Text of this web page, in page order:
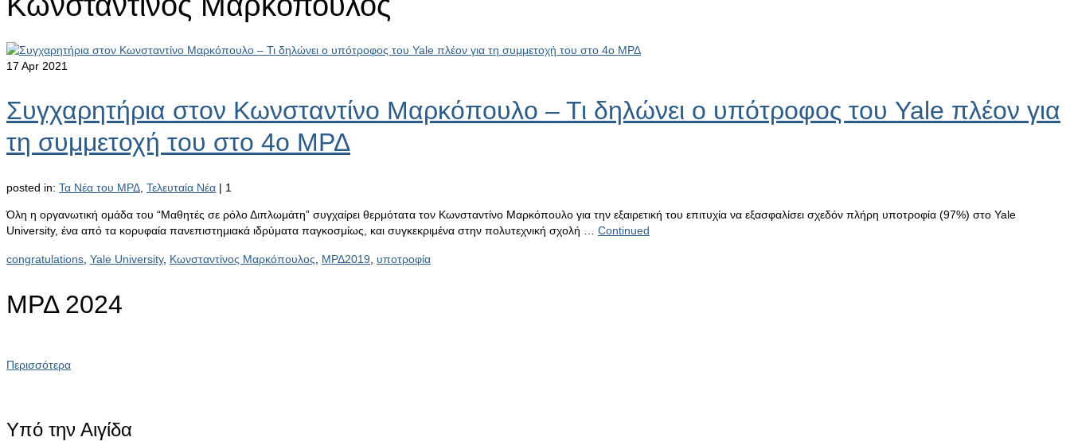
17 Apr 2021
Συγχαρητήρια στον Κωνσταντίνο Μαρκόπουλο – Τι δηλώνει ο υπότροφος του Yale πλέον για
τη συμμετοχή του στο 4ο ΜΡΔ
posted in: Τα Νέα του ΜΡΔ Τελευταία Νέα | 1
Όλη η οργανωτική ομάδα του “Μαθητές σε ρόλο Διπλωμάτη” συγχαίρει θερμότατα τον Κωνσταντίνο Μαρκόπουλο για την εξαιρετική του επιτυχία να εξασφαλίσει σχεδόν πλήρη υποτροφία (97%) στο Yale
University, ένα από τα κορυφαία πανεπιστημιακά ιδρύματα παγκοσμίως, και συγκεκριμένα στην πολυτεχνική σχολή … Continued
congratulations Yale University, Κωνσταντίνος Μαρκόπουλος ΜΡΔ2019 υποτροφία
ΜΡΔ 2024
Περισσότερα
Υπό την Αιγίδα